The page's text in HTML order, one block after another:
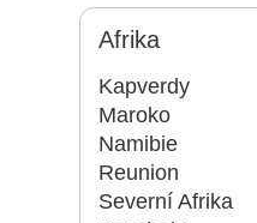
Afrika
Kapverdy
Maroko
Namibie
Reunion
Severní Afrika